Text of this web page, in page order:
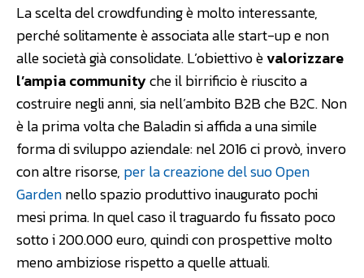
La scelta del crowdfunding è molto interessante,
perché solitamente è associata alle start-up e non
alle società già consolidate. L’obiettivo èvalorizzare
l’ampia communityche il birrificio è riuscito a
costruire negli anni, sia nell’ambito B2B che B2C. Non
è la prima volta che Baladin si affida a una simile
forma di sviluppo aziendale: nel 2016 ci provò, invero
con altre risorse, per la creazione del suo Open
Gardennello spazio produttivo inaugurato pochi
mesi prima. In quel caso il traguardo fu fissato poco
sotto i 200.000 euro, quindi con prospettive molto
meno ambiziose rispetto a quelle attuali.